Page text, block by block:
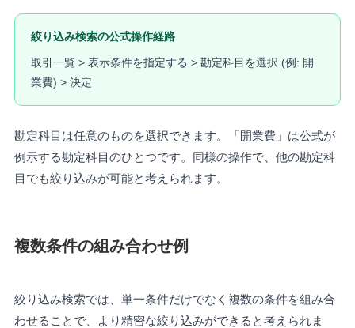
絞り込み検索の公式操作経路
取引一覧 > 表示条件を指定する > 勘定科目を選択 (例: 開
業費) > 決定
勘定科目は任意のものを選択できます。「開業費」は公式が
例示する勘定科目のひとつです。同様の操作で、他の勘定科
目でも絞り込みが可能と考えられます。
複数条件の組み合わせ例
絞り込み検索では、単一条件だけでなく複数の条件を組み合
わせることで、より精密な絞り込みができると考えられま